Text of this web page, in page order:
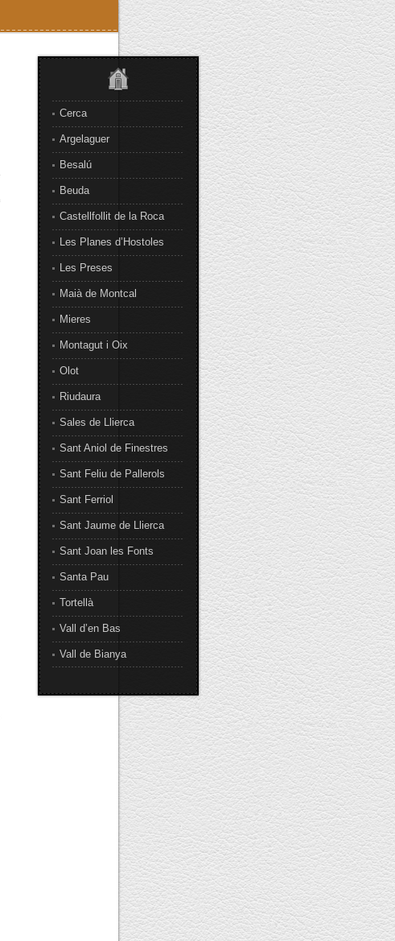
Cerca
Argelaguer
Besalú
Beuda
Castellfollit de la Roca
Les Planes d’Hostoles
Les Preses
Maià de Montcal
Mieres
Montagut i Oix
Olot
Riudaura
Sales de Llierca
Sant Aniol de Finestres
Sant Feliu de Pallerols
Sant Ferriol
Sant Jaume de Llierca
Sant Joan les Fonts
Santa Pau
Tortellà
Vall d’en Bas
Vall de Bianya